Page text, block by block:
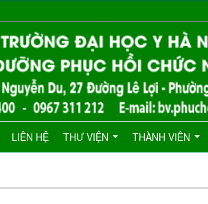
LIÊN HỆ THƯ VIỆN THÀNH VIÊN